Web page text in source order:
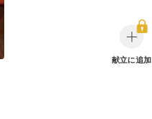
献立に追加